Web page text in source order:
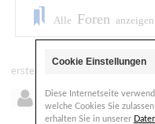
Alle Foren anzeigen
erstellt: 27.12.2010 - 21:26
D.Busch aus karlsruhe
Cookie Einstellungen
Diese Internetseite
welche Cookies Sie
erhalten Sie in unserer